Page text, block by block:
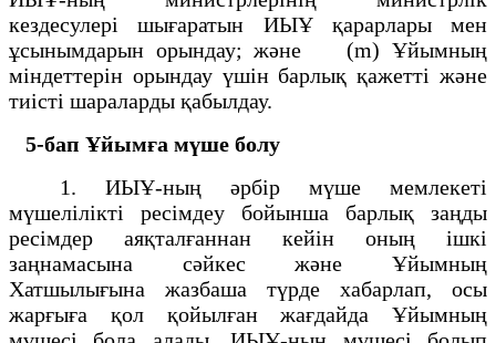
кездесулері шығаратын ИЫҰ қарарлары мен
ұсынымдарын орындау; және (m) Ұйымның
міндеттерін орындау үшін барлық қажетті және
тиісті шараларды қабылдау.
5-бап Ұйымға мүше болу
1. ИЫҰ-ның әрбір мүше мемлекеті
мүшелілікті ресімдеу бойынша барлық заңды
ресімдер аяқталғаннан кейін оның ішкі
заңнамасына сәйкес және Ұйымның
Хатшылығына жазбаша түрде хабарлап, осы
жарғыға қол қойылған жағдайда Ұйымның